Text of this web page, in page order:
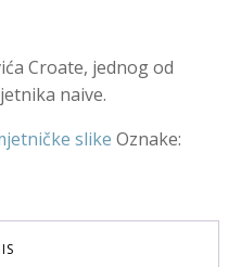
Croate, jednog od
naive.
slike Oznake: